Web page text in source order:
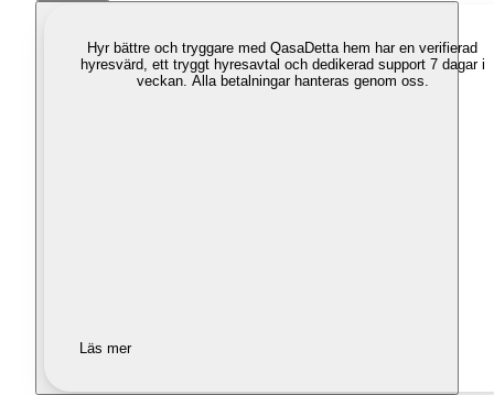
Hyr bättre och tryggare med QasaDetta hem har en verifierad
hyresvärd, ett tryggt hyresavtal och dedikerad support 7 dagar i
veckan. Alla betalningar hanteras genom oss.
Läs mer